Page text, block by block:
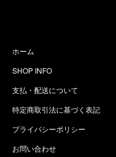
ホーム
SHOP INFO
支払・配送について
特定商取引法に基づく表記
プライバシーポリシー
お問い合わせ